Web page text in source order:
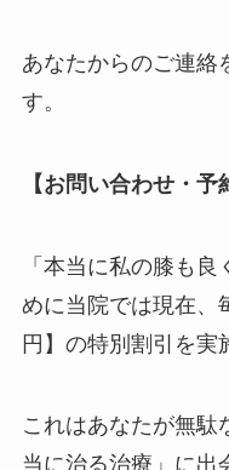
あなたからのご連絡
す。
【お問い合わせ・予
「本当に私の膝も
めに当院では現在、
円】の特別割引を実
これはあなたが無駄
当に治る治療」に出